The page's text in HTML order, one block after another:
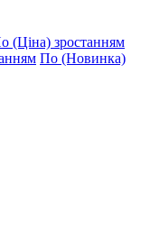
(Ціна) зростанням
По (Новинка)